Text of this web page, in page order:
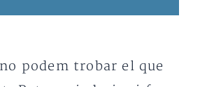
podem trobar el que